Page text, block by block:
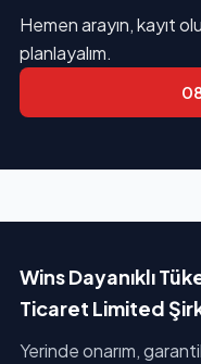
Hemen arayın, kayıt
planlayalım.
Wins Dayanıklı
Ticaret Limited
Yerinde onarım,